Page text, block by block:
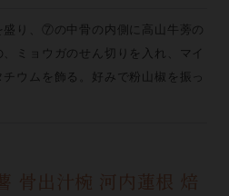
り、⑦の中骨の内側に高山牛蒡の
ミョウガのせん切りを入れ、マイ
ウムを飾る。好みで粉山椒を振っ
骨出汁椀 河内蓮根 焙